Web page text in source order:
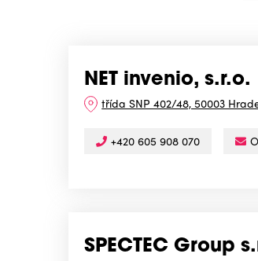
NET invenio, s.r.o.
třída SNP 402/48, 50003
+420 605 908 070
SPECTEC Group